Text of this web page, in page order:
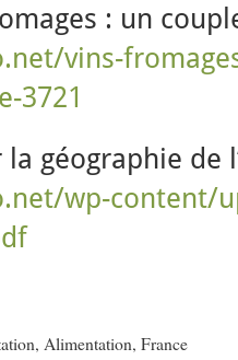
: un
vins-
3721
la géographie de
wp-content/
, Alimentation, France